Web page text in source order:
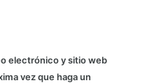
electrónico y sitio web
vez que haga un